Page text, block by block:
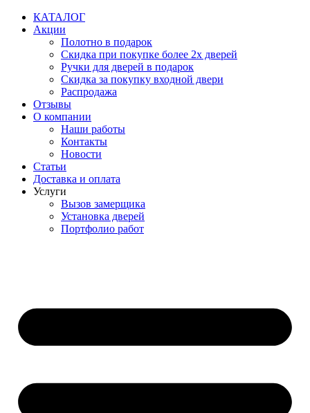
Перейти
содержимому
КАТАЛОГ
Акции
Полотно в подарок
Скидка при покупке более 2х дверей
Ручки для дверей в подарок
Скидка за покупку входной двери
Распродажа
Отзывы
О компании
Наши работы
Контакты
Новости
Статьи
Доставка и оплата
Услуги
Вызов замерщика
Установка дверей
Портфолио работ